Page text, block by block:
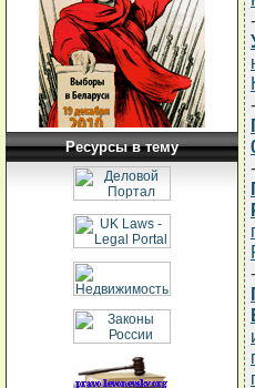
Ресурсы в тему